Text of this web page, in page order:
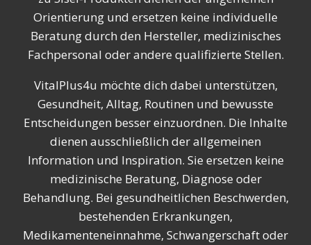
Orientierung und ersetzen keine individuelle
Beratung durch den Hersteller, medizinisches
Fachpersonal oder andere qualifizierte Stellen.
VitalPlus4u möchte dich dabei unterstützen,
Gesundheit, Alltag, Routinen und bewusste
Entscheidungen besser einzuordnen. Die Inhalte
dienen ausschließlich der allgemeinen
Information und Inspiration. Sie ersetzen keine
medizinische Beratung, Diagnose oder
Behandlung. Bei gesundheitlichen Beschwerden,
bestehenden Erkrankungen,
Medikamenteneinnahme, Schwangerschaft oder